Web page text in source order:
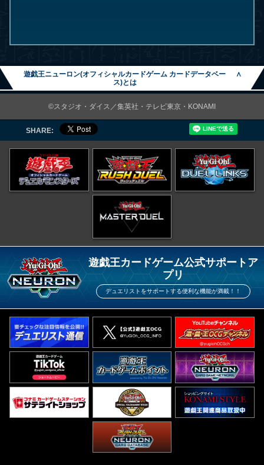
遊戯王ニューロン(オフィシャルカードゲーム カードデータベー
ス)とは
∧
©スタジオ・ダイス／集英社・テレビ東京・KONAMI
SHARE:
遊戯王カードゲーム公式サポートア
プリ
デュエリストをサポートする便利な機能が満載！！